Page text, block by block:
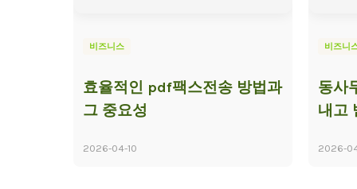
비즈니스
효율적인 pdf팩스전송 방법과
그 중요성
2026-04-10
비즈니
동사
내고
2026-